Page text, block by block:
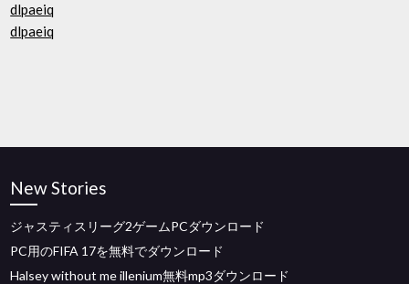
dlpaeiq
dlpaeiq
New Stories
ジャスティスリーグ2ゲームPCダウンロード
PC用のFIFA 17を無料でダウンロード
Halsey without me illenium無料mp3ダウンロード